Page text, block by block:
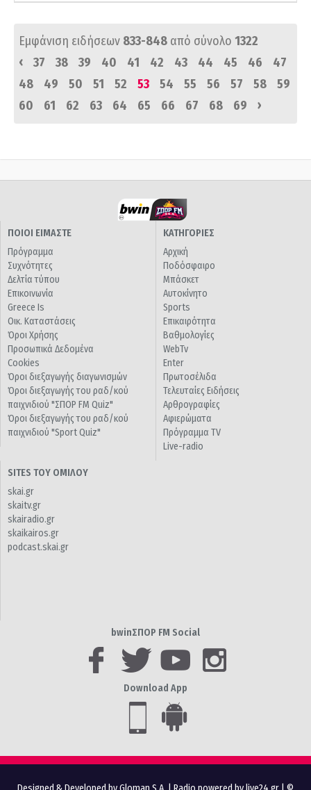
Εμφάνιση ειδήσεων 833-848 από σύνολο 1322
‹
37 38 39 40 41 42 43 44 45 46
47
48
49 50 51 52 53 54 55 56 57 58
59
60
61 62 63 64 65 66 67 68 69 ›
ΠΟΙΟΙ ΕΙΜΑΣΤΕ
Πρόγραμμα
Συχνότητες
Δελτία τύπου
Επικοινωνία
Greece Is
Οικ. Καταστάσεις
Όροι Χρήσης
Προσωπικά Δεδομένα
Cookies
Όροι διεξαγωγής διαγωνισμών
Όροι διεξαγωγής του ραδ/κού
παιχνιδιού "ΣΠΟΡ FM Quiz"
Όροι διεξαγωγής του ραδ/κού
παιχνιδιού "Sport Quiz"
ΚΑΤΗΓΟΡΙΕΣ
Αρχική
Ποδόσφαιρο
Μπάσκετ
Αυτοκίνητο
Sports
Επικαιρότητα
Βαθμολογίες
WebTv
Enter
Πρωτοσέλιδα
Τελευταίες Ειδήσεις
Αρθρογραφίες
Αφιερώματα
Πρόγραμμα TV
Live-radio
SITES ΤΟΥ ΟΜΙΛΟΥ
skai.gr
skaitv.gr
skairadio.gr
skaikairos.gr
podcast.skai.gr
bwinΣΠΟΡ FM Social
Download App